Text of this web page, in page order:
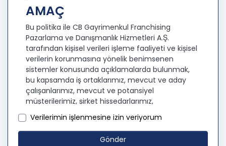
AMAÇ
Bu politika ile CB Gayrimenkul Franchising
Pazarlama ve Danışmanlık Hizmetleri A.Ş.
tarafından kişisel verileri işleme faaliyeti ve kişisel
verilerin korunmasına yönelik benimsenen
sistemler konusunda açıklamalarda bulunmak,
bu kapsamda iş ortaklarımız, mevcut ve aday
çalışanlarımız, mevcut ve potansiyel
müşterilerimiz, şirket hissedarlarımız,
ziyaretçilerimiz ve üçüncü kişiler başta olmak
üzer kişisel verileri şirketimiz tarafından işlenen
kişilerin bilgilendirilerek şeffaflığın sağlanması
Verilerimin işlenmesine izin veriyorum
Gönder